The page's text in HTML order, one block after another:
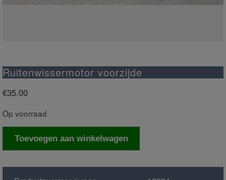
Ruitenwissermotor voorzijde
€35.00
Op voorraad
Ruitenwissermotor
Toevoegen aan winkelwagen